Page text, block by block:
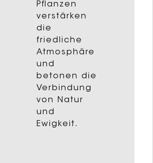
Pflanzen
verstärken
die
friedliche
Atmosphäre
und
betonen die
Verbindung
von Natur
und
Ewigkeit.